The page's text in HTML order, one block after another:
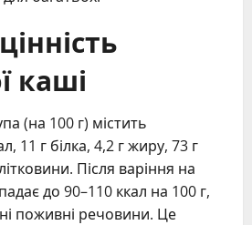
каші
(на 100 г) містить
11 г білка, 4,2 г жиру, 73 г
Після варіння на
до 90–110 ккал на 100 г,
поживні речовини. Це